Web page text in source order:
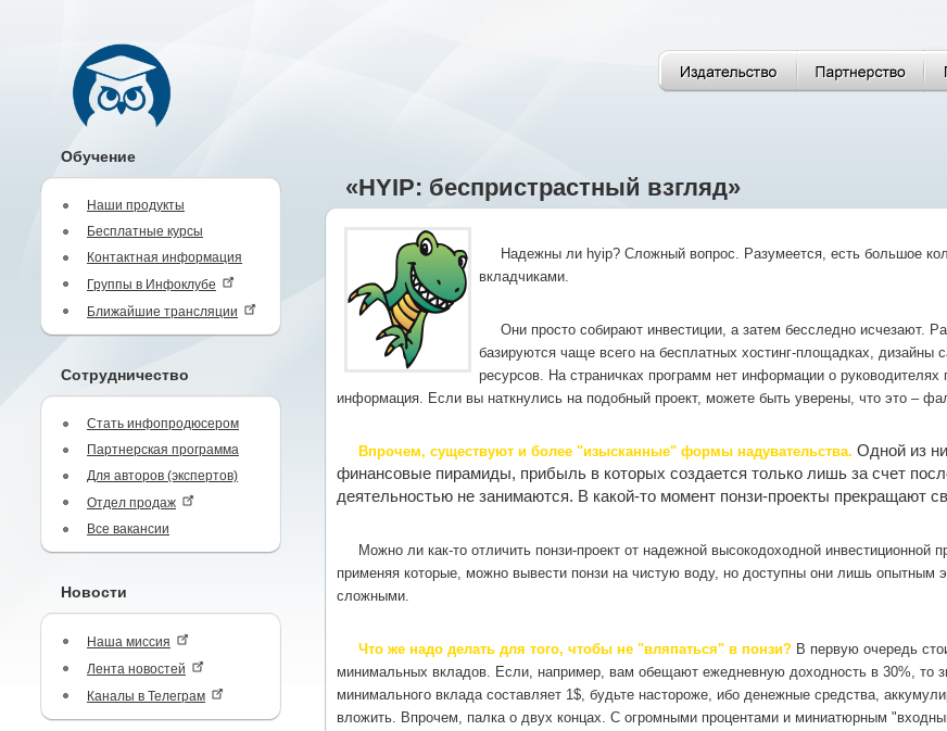
Обучение
Наши продукты
Бесплатные курсы
Контактная информация
Группы в Инфоклубе
Ближайшие трансляции
Сотрудничество
Стать инфопродюсером
Партнерская программа
Для авторов (экспертов)
Отдел продаж
Все вакансии
Новости
Наша миссия
Лента новостей
Каналы в Телеграм
«HYIP: беспристрастный взгляд»
Надежны ли hyip? Сложный вопрос. Разумеется, есть большое
вкладчиками.
Они просто собирают инвестиции, а затем бесследно исчезают.
базируются чаще всего на бесплатных хостинг-площадках, дизайны
ресурсов. На страничках программ нет информации о руководителях
информация. Если вы наткнулись на подобный проект, можете быть уверены, что это –
Впрочем, существуют и более "изысканные" формы надувательства. Одной из
финансовые пирамиды, прибыль в которых создается только лишь за счет
деятельностью не занимаются. В какой-то момент понзи-проекты прекращают
Можно ли как-то отличить понзи-проект от надежной высокодоходной
применяя которые, можно вывести понзи на чистую воду, но доступны они лишь опытным
сложными.
Что же надо делать для того, чтобы не "вляпаться" в понзи? В первую очередь
минимальных вкладов. Если, например, вам обещают ежедневную доходность в 30%, то
минимального вклада составляет 1$, будьте настороже, ибо денежные средства,
вложить. Впрочем, палка о двух концах. С огромными процентами и миниатюрным